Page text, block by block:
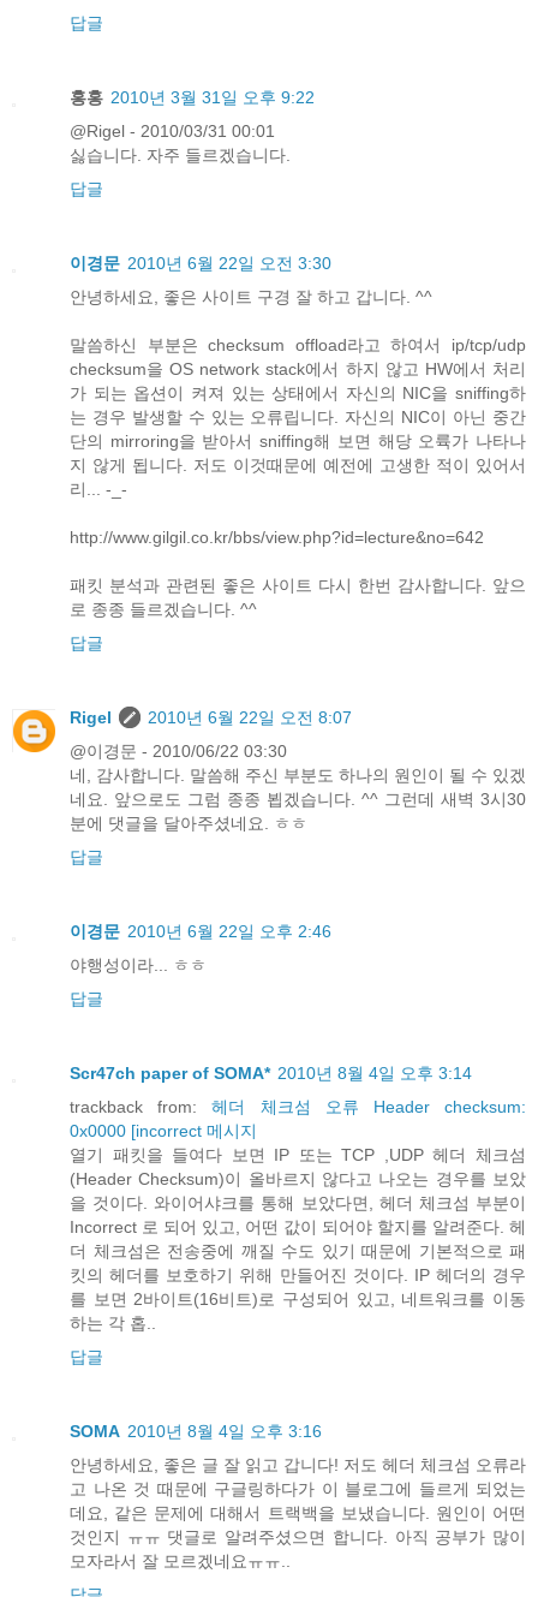
답글
홍홍 2010년 3월 31일 오후 9:22
@Rigel - 2010/03/31 00:01
싫습니다. 자주 들르겠습니다.
답글
이경문 2010년 6월 22일 오전 3:30
안녕하세요, 좋은 사이트 구경 잘 하고 갑니다. ^^
말씀하신 부분은 checksum offload라고 하여서 ip/tcp/udp
checksum을 OS network stack에서 하지 않고 HW에서 처리
가 되는 옵션이 켜져 있는 상태에서 자신의 NIC을 sniffing하
는 경우 발생할 수 있는 오류립니다. 자신의 NIC이 아닌 중간
단의 mirroring을 받아서 sniffing해 보면 해당 오륙가 나타나
지 않게 됩니다. 저도 이것때문에 예전에 고생한 적이 있어서
리... -_-
http://www.gilgil.co.kr/bbs/view.php?id=lecture&no=642
패킷 분석과 관련된 좋은 사이트 다시 한번 감사합니다. 앞으
로 종종 들르겠습니다. ^^
답글
Rigel
2010년 6월 22일 오전 8:07
@이경문 - 2010/06/22 03:30
네, 감사합니다. 말씀해 주신 부분도 하나의 원인이 될 수 있겠
네요. 앞으로도 그럼 종종 뵙겠습니다. ^^ 그런데 새벽 3시30
분에 댓글을 달아주셨네요. ㅎㅎ
답글
이경문 2010년 6월 22일 오후 2:46
야행성이라... ㅎㅎ
답글
Scr47ch paper of SOMA* 2010년 8월 4일 오후 3:14
trackback from:헤더 체크섬 오류 Header checksum:
0x0000 [incorrect 메시지
열기 패킷을 들여다 보면 IP 또는 TCP ,UDP 헤더 체크섬
(Header Checksum)이 올바르지 않다고 나오는 경우를 보았
을 것이다. 와이어샤크를 통해 보았다면, 헤더 체크섬 부분이
Incorrect 로 되어 있고, 어떤 값이 되어야 할지를 알려준다. 헤
더 체크섬은 전송중에 깨질 수도 있기 때문에 기본적으로 패
킷의 헤더를 보호하기 위해 만들어진 것이다. IP 헤더의 경우
를 보면 2바이트(16비트)로 구성되어 있고, 네트워크를 이동
하는 각 홉..
답글
SOMA 2010년 8월 4일 오후 3:16
안녕하세요, 좋은 글 잘 읽고 갑니다! 저도 헤더 체크섬 오류라
고 나온 것 때문에 구글링하다가 이 블로그에 들르게 되었는
데요, 같은 문제에 대해서 트랙백을 보냈습니다. 원인이 어떤
것인지 ㅠㅠ 댓글로 알려주셨으면 합니다. 아직 공부가 많이
모자라서 잘 모르겠네요ㅠㅠ..